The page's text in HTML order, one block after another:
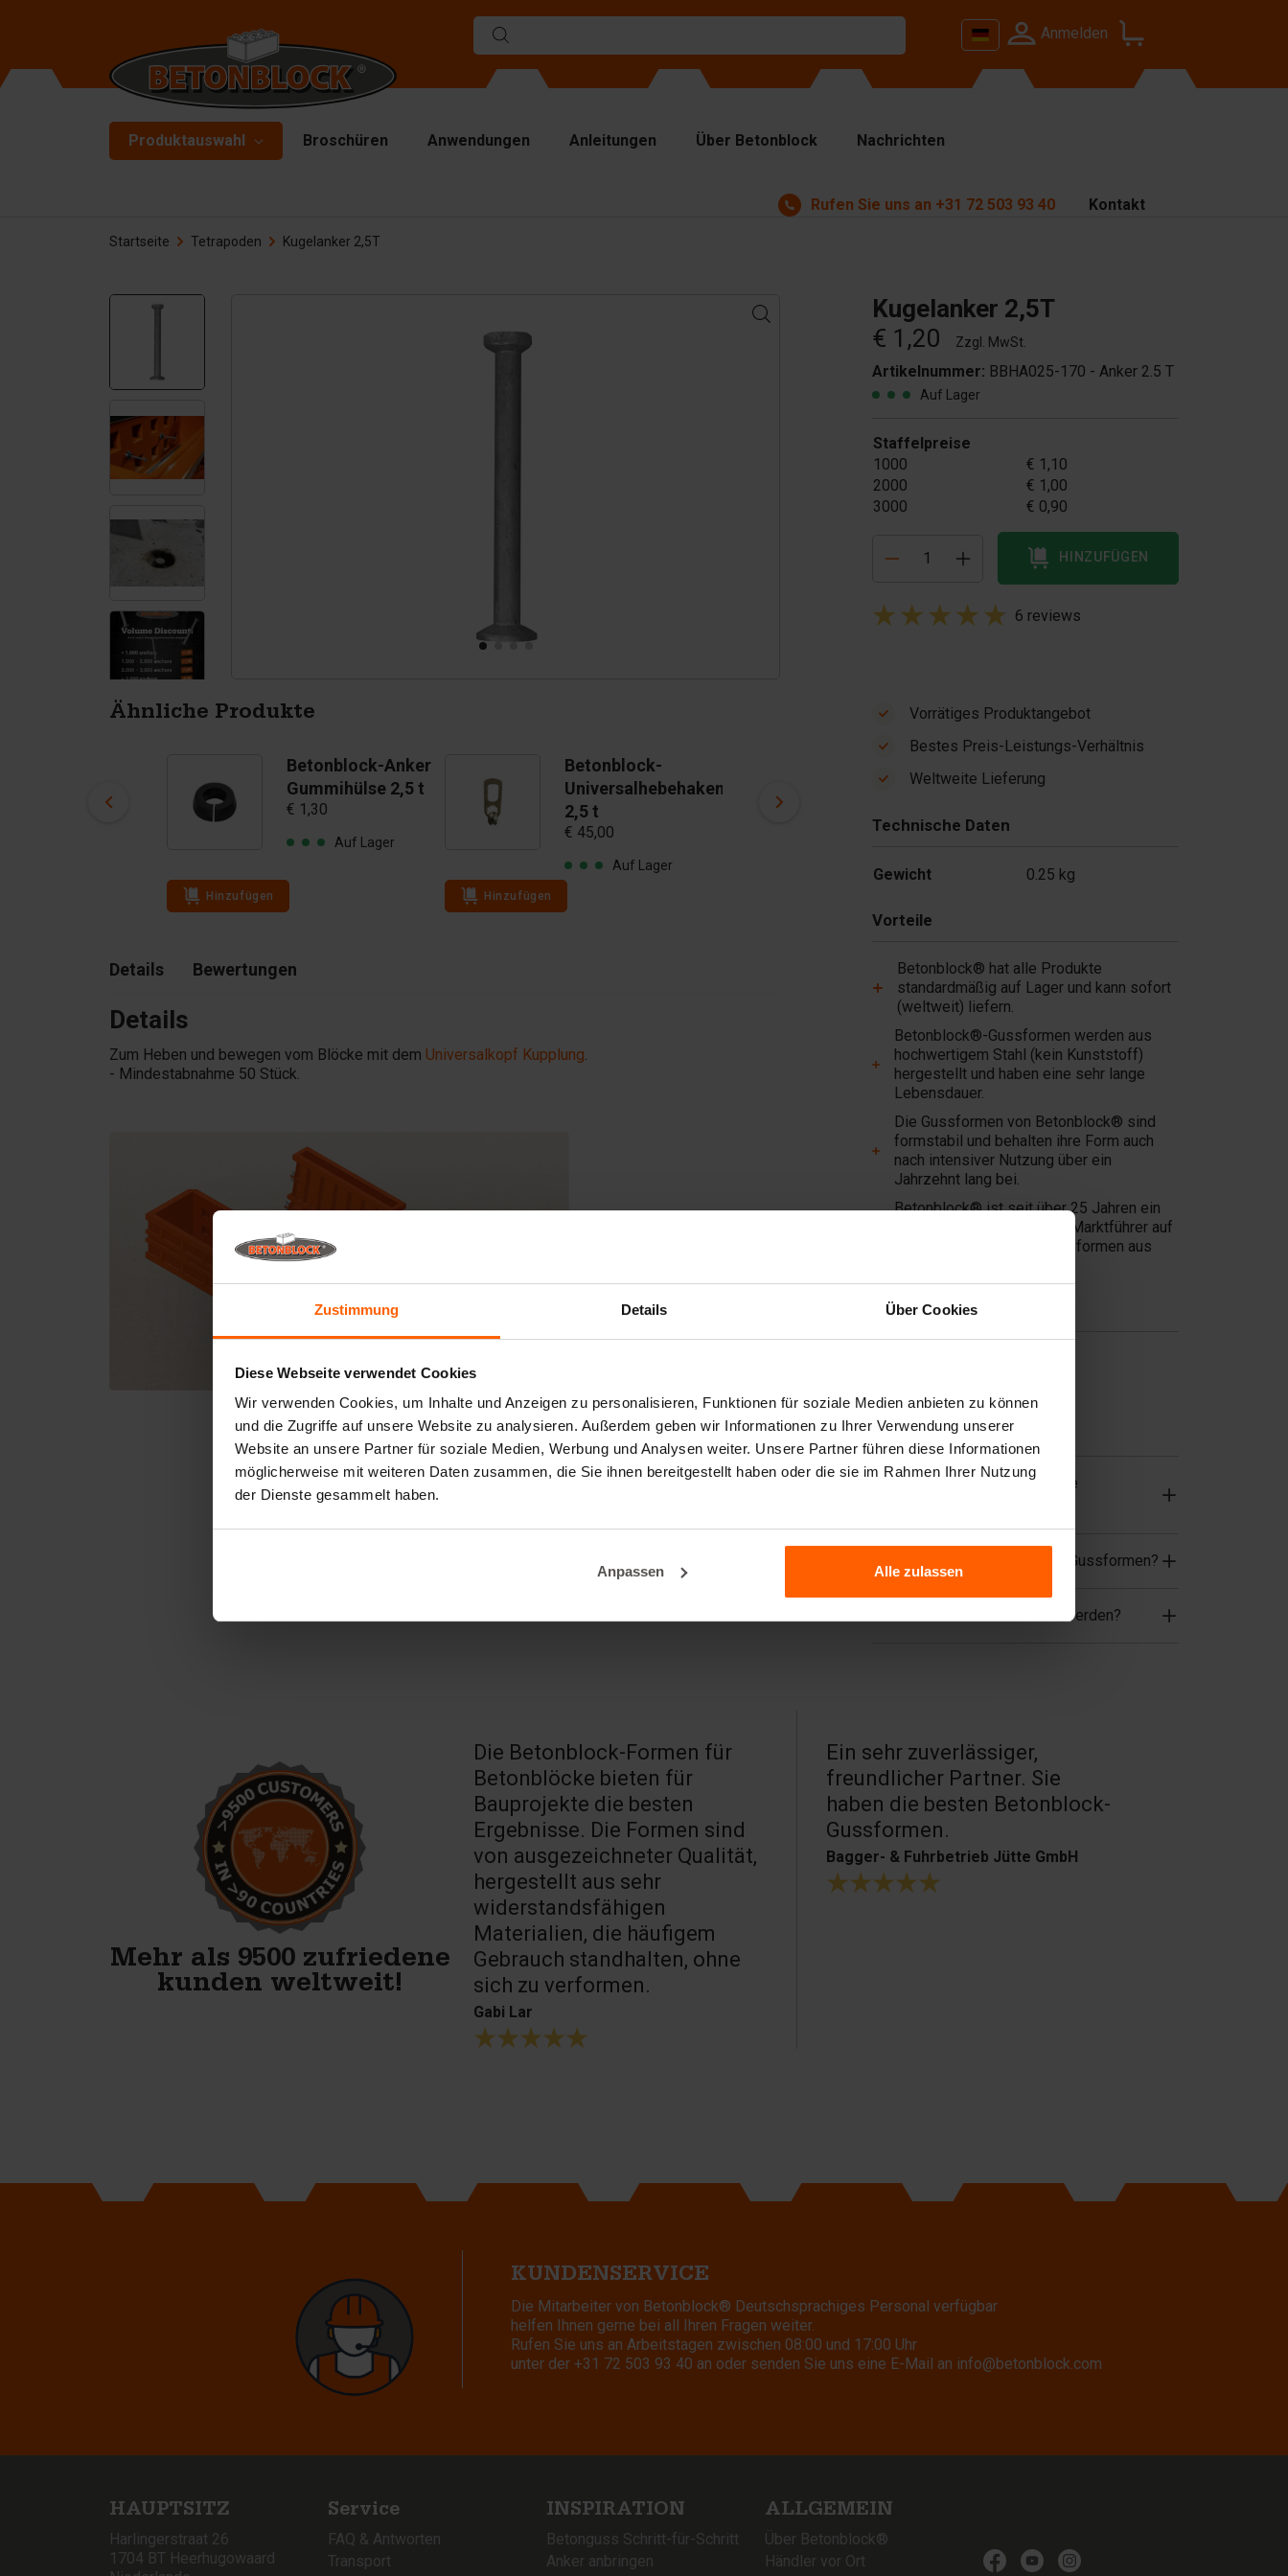
Zustimmung Details Über Cookies
Diese Webseite verwendet Cookies
Wir verwenden Cookies, um Inhalte und Anzeigen zu personalisieren, Funktionen für soziale Medien anbieten zu können
und die Zugriffe auf unsere Website zu analysieren. Außerdem geben wir Informationen zu Ihrer Verwendung unserer
Website an unsere Partner für soziale Medien, Werbung und Analysen weiter. Unsere Partner führen diese Informationen
möglicherweise mit weiteren Daten zusammen, die Sie ihnen bereitgestellt haben oder die sie im Rahmen Ihrer Nutzung
der Dienste gesammelt haben.
Anpassen Alle zulassen
Anmelden
Produktauswahl
Starterpaket
Formliners
Betonplatten
Stützwände
Tetrapoden
Handhabungsgeräte
Broschüren Anwendungen Anleitungen Über Betonblock Nachrichten
Rufen Sie uns an +31 72 503 93 40 Kontakt
Startseite Tetrapoden Kugelanker 2,5T
Kugelanker 2,5T
€ 1,20
Zzgl. MwSt.
Artikelnummer: BBHA025-170 - Anker 2.5 T
Auf Lager
Staffelpreise
1000
€ 1,10
2000
€ 1,00
3000
€ 0,90
HINZUFÜGEN
6 reviews
Ähnliche Produkte
Betonblock-Anker
Gummihülse 2,5 t
€ 1,30
Auf Lager
Hinzufügen
Betonblock-
Universalhebehaken
2,5 t
€ 45,00
Auf Lager
Hinzufügen
Rüttler
Details Bewertungen
Details
Zum Heben und bewegen vom Blöcke mit dem Universalkopf Kupplung.
- Mindestabnahme 50 Stück.
Vorrätiges Produktangebot
Bestes Preis-Leistungs-Verhältnis
Weltweite Lieferung
Technische Daten
Gewicht 0.25 kg
Vorteile
Betonblock® hat alle Produkte
standardmäßig auf Lager und kann sofort
(weltweit) liefern.
Betonblock®-Gussformen werden aus
hochwertigem Stahl (kein Kunststoff)
hergestellt und haben eine sehr lange
Lebensdauer.
Die Gussformen von Betonblock® sind
formstabil und behalten ihre Form auch
nach intensiver Nutzung über ein
Jahrzehnt lang bei.
Betonblock® ist seit über 25 Jahren ein
zuverlässiger Partner und Marktführer auf
dem Gebiet von Betongussformen aus
Nützliche Links
Häufig gestellte Fragen
Aus welchem Material sind die
Vermietet Betonblock® auch Gussformen?
Müssen die Blöcke bewehrt werden?
Mehr als 9500 zufriedene
kunden weltweit!
Produktion von
Betonblöcken. Mit den
Formen von Betonblock sind
wir bestens vorbereitet.
Anton Koelma
Die Betonblock-Formen für
Betonblöcke bieten für
Bauprojekte die besten
Ergebnisse. Die Formen sind
von ausgezeichneter Qualität,
hergestellt aus sehr
widerstandsfähigen
Materialien, die häufigem
Gebrauch standhalten, ohne
sich zu verformen.
Gabi Lar
Ein sehr zuverlässiger,
freundlicher Partner. Sie
haben die besten Betonblock-
Gussformen.
Bagger- & Fuhrbetrieb Jütte GmbH
KUNDENSERVICE
Die Mitarbeiter von Betonblock® Deutschsprachiges Personal verfügbar
helfen Ihnen gerne bei all Ihren Fragen weiter.
Rufen Sie uns an Arbeitstagen zwischen 08:00 und 17:00 Uhr
unter der +31 72 503 93 40 an oder senden Sie uns eine E-Mail an info@betonblock.com
HAUPTSITZ
Harlingerstraat 26
1704 BT Heerhugowaard
Service
FAQ & Antworten
Transport
INSPIRATION
Betonguss Schritt-für-Schritt
Anker anbringen
ALLGEMEIN
Über Betonblock®
Händler vor Ort